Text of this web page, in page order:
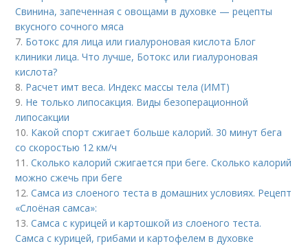
Свинина, запеченная с овощами в духовке — рецепты
вкусного сочного мяса
7. Ботокс для лица или гиалуроновая кислота Блог
клиники лица. Что лучше, Ботокс или гиалуроновая
кислота?
8. Расчет имт веса. Индекс массы тела (ИМТ)
9. Не только липосакция. Виды безоперационной
липосакции
10. Какой спорт сжигает больше калорий. 30 минут бега
со скоростью 12 км/ч
11.Сколько калорий сжигается при беге. Сколько калорий
можно сжечь при беге
12.Самса из слоеного теста в домашних условиях. Рецепт
«Слоёная самса»:
13.Самса с курицей и картошкой из слоеного теста.
Самса с курицей, грибами и картофелем в духовке